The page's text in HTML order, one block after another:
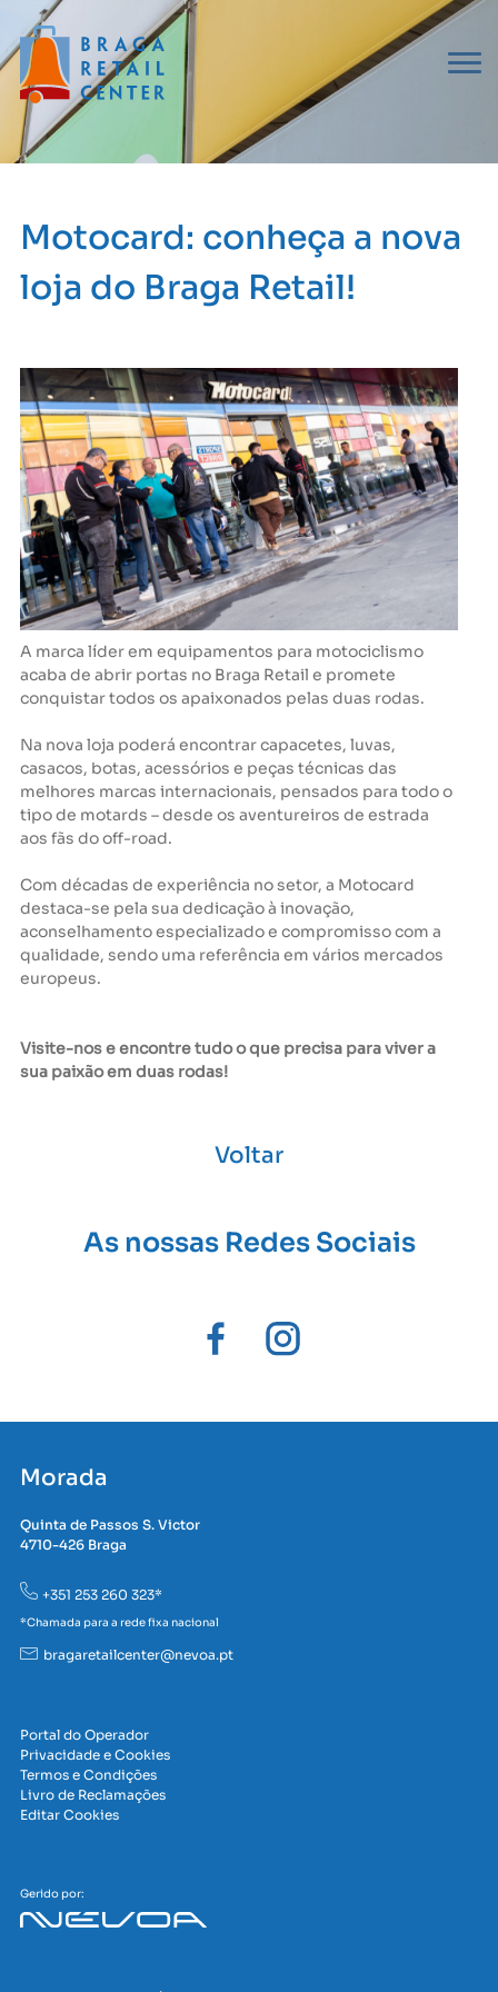
Motocard: conheça a nova
loja do Braga Retail!
A marca líder em equipamentos para motociclismo
acaba de abrir portas no Braga Retail e promete
conquistar todos os apaixonados pelas duas rodas.
Na nova loja poderá encontrar capacetes, luvas,
casacos, botas, acessórios e peças técnicas das
melhores marcas internacionais, pensados para todo o
tipo de motards – desde os aventureiros de estrada
aos fãs do off-road.
Com décadas de experiência no setor, a Motocard
destaca-se pela sua dedicação à inovação,
aconselhamento especializado e compromisso com a
qualidade, sendo uma referência em vários mercados
europeus.
Visite-nos e encontre tudo o que precisa para viver a
sua paixão em duas rodas!
Voltar
As nossas Redes Sociais
Morada
Quinta de Passos S. Victor
4710-426 Braga
+351 253 260 323*
*Chamada para a rede fixa nacional
bragaretailcenter@nevoa.pt
Portal do Operador
Privacidade e Cookies
Termos e Condições
Livro de Reclamações
Editar Cookies
Gerido por: